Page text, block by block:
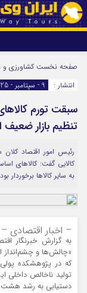
اینستاگرام
صفحه نخست کشاورزی و
انتشار :
9 - سپتامبر - 2025 - 16:10
سبقت تورم
تنظیم بازار
رئیس امور اقتصاد کلان
کالایی گفت: کالاهای
به سایر کالاها
– اخبار اقتصادی –
به گزارش خبرنگار
«چالش‌ها و چشم‌انداز
که در پژوهشکده
دستیابی به رشد هشت درصدی باید